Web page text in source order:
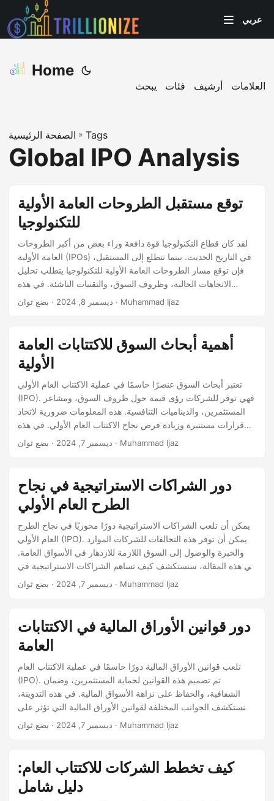
عربي
Home
يبحث فئات أرشيف العلامات
الصفحة الرئيسية » Tags
Global IPO Analysis
توقع مستقبل الطروحات العامة الأولية
للتكنولوجيا
لقد كان قطاع التكنولوجيا قوة دافعة وراء بعض من أكبر الطروحات
العامة الأولية (IPOs) في التاريخ الحديث. بينما نتطلع إلى المستقبل،
فإن توقع مسار الطروحات العامة الأولية للتكنولوجيا يتطلب تحليل
الاتجاهات الحالية، وظروف السوق، والتقنيات الناشئة. في هذه
التدوينة، سنستكشف العوامل التي ستشكل مستقبل الطروحات
وتعلم الآلة (ML) على تحويل الصناعات وخلق فرص جديدة لشركات
ديسمبر 8, 2024 · بضع ثوان · Muhammad Ijaz
أهمية أبحاث السوق للاكتتابات العامة
الأولية
تعتبر أبحاث السوق عنصرًا حاسمًا في عملية الاكتتاب العام الأولي
(IPO). فهي توفر للشركات رؤى قيمة حول ظروف السوق، ومشاعر
المستثمرين، والديناميات التنافسية. هذه المعلومات ضرورية لاتخاذ
قرارات مستنيرة وزيادة فرص نجاح الاكتتاب العام الأولي. في هذه
التدوينة، سنستكشف أهمية أبحاث السوق للاكتتابات العامة الأولية،
ديسمبر 7, 2024 · بضع ثوان · Muhammad Ijaz
دور الشراكات الاستراتيجية في نجاح
الطرح العام الأولي
يمكن أن تلعب الشراكات الاستراتيجية دورًا محوريًا في نجاح الطرح
العام الأولي (IPO). يمكن أن توفر هذه التحالفات للشركات الموارد
والخبرة والوصول إلى السوق اللازمة للازدهار في الأسواق العامة.
في هذه المقالة، سنستكشف كيف تساهم الشراكات الاستراتيجية في
نجاح الطرح العام الأولي، وأنواع الشراكات الأكثر فائدة، وأمثلة
الاستراتيجية هو تعزيز مصداقية الشركة. يمكن أن يشير التعاون مع
شركات راسخة إلى المستثمرين أن الشركة استثمار موثوق وجدير
بالثقة.
ديسمبر 7, 2024 · بضع ثوان · Muhammad Ijaz
دور قوانين الأوراق المالية في الاكتتابات
العامة
تلعب قوانين الأوراق المالية دورًا حاسمًا في عملية الاكتتاب العام
(IPO). تم تصميم هذه القوانين لحماية المستثمرين، وضمان
الشفافية، والحفاظ على نزاهة الأسواق المالية. في هذه التدوينة،
سنستكشف الجوانب المختلفة لقوانين الأوراق المالية التي تؤثر على
الاكتتابات العامة، والهيئات التنظيمية المعنية، وكيف يمكن للشركات
المستثمرين من الاحتيال وضمان حصولهم على معلومات دقيقة
وكاملة حول الشركات التي يستثمرون فيها.
ديسمبر 7, 2024 · بضع ثوان · Muhammad Ijaz
كيف تخطط الشركات للاكتتاب العام:
دليل شامل